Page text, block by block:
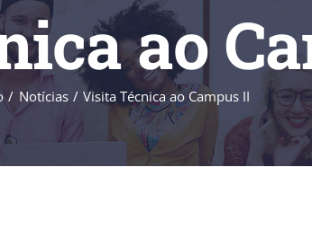
ao
Notícias Visita Técnica ao Campus II